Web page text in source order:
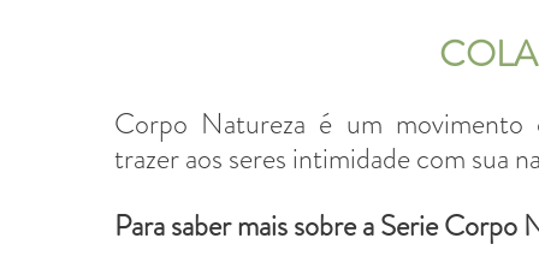
Corpo Natureza é um movimento
trazer aos seres intimidade com sua
Para saber mais sobre a Serie Corpo